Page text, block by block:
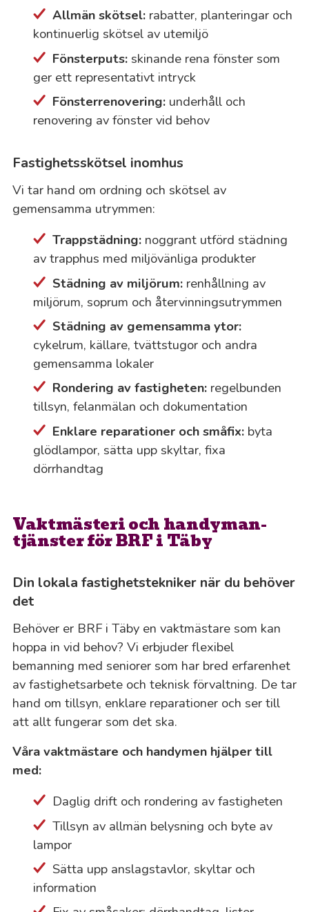
Allmän skötsel:rabatter, planteringar och
kontinuerlig skötsel av utemiljö
Fönsterputs:skinande rena fönster som
ger ett representativt intryck
Fönsterrenovering:underhåll och
renovering av fönster vid behov
Fastighetsskötsel inomhus
Vi tar hand om ordning och skötsel av
gemensamma utrymmen:
Trappstädning:noggrant utförd städning
av trapphus med miljövänliga produkter
Städning av miljörum:renhållning av
miljörum, soprum och återvinningsutrymmen
Städning av gemensamma ytor:
cykelrum, källare, tvättstugor och andra
gemensamma lokaler
Rondering av fastigheten:regelbunden
tillsyn, felanmälan och dokumentation
Enklare reparationer och småfix:byta
glödlampor, sätta upp skyltar, fixa
dörrhandtag
Vaktmästeri och handyman-
tjänster för BRF i Täby
Din lokala fastighetstekniker när du behöver
det
Behöver er BRF i Täby en vaktmästare som kan
hoppa in vid behov? Vi erbjuder flexibel
bemanning med seniorer som har bred erfarenhet
av fastighetsarbete och teknisk förvaltning. De tar
hand om tillsyn, enklare reparationer och ser till
att allt fungerar som det ska.
Våra vaktmästare och handymen hjälper till
med:
Daglig drift och rondering av fastigheten
Tillsyn av allmän belysning och byte av
lampor
Sätta upp anslagstavlor, skyltar och
information